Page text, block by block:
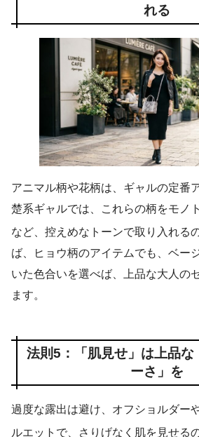
れる
アニマル柄や花柄は、ギャルの定番
楚系ギャルでは、これらの柄をモノ
など、控えめなトーンで取り入れる
ば、ヒョウ柄のアイテムでも、ベー
いた色合いを選べば、上品な大人の
ます。
法則5：「肌見せ」は上品な
ーさ」を
過度な露出は避け、オフショルダー
ルエットで、さりげなく肌を見せる